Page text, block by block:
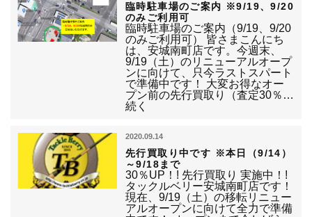
臨時駐車場のご案内 ※9/19、9/20
のみご利用可
臨時駐車場のご案内（9/19、9/20
のみご利用可） 皆さまこんにち
は、安城南町店です。今週末、
9/19（土）のリニューアルオープ
ンに向けて、只今ラストスパート
で準備中です！ 大変お得なオー
プン前の先行買取り（査定30％…
続く
2020.09.14
先行買取り中です ※本日（9/14）
～9/18まで
30％UP！! 先行買取り 実施中！!
タックルベリー安城南町店です！
現在、9/19（土）の移転リニュー
アルオープンに向けて全力で準備